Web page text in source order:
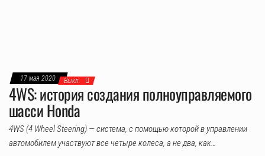
17 мая 2020 Выкл.
4WS: история создания полноуправляемого
шасси Honda
4WS (4 Wheel Steering) — система, с помощью которой в управлении
автомобилем участвуют все четыре колеса, а не два, как…